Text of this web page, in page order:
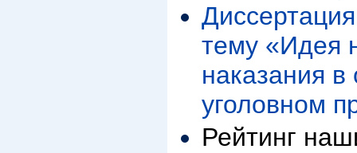
тему «Идея
наказания в
уголовном
Рейтинг